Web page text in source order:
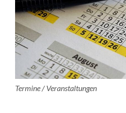
Termine / Veranstaltungen